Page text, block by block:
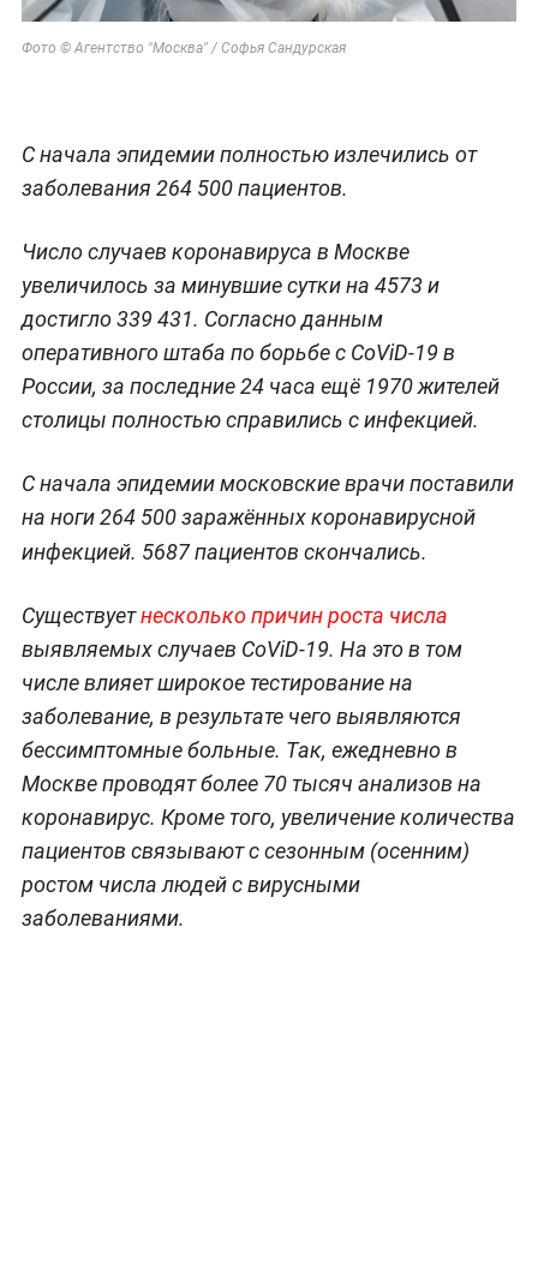
Фото © Агентство "Москва" / Софья Сандурская
С начала эпидемии полностью излечились от
заболевания 264 500 пациентов.
Число случаев коронавируса в Москве
увеличилось за минувшие сутки на 4573 и
достигло 339 431. Согласно данным
оперативного штаба по борьбе с CoViD-19 в
России, за последние 24 часа ещё 1970 жителей
столицы полностью справились с инфекцией.
С начала эпидемии московские врачи поставили
на ноги 264 500 заражённых коронавирусной
инфекцией. 5687 пациентов скончались.
Существуетнесколько причин роста числа
выявляемых случаев CoViD-19. На это в том
числе влияет широкое тестирование на
заболевание, в результате чего выявляются
бессимптомные больные. Так, ежедневно в
Москве проводят более 70 тысяч анализов на
коронавирус. Кроме того, увеличение количества
пациентов связывают с сезонным (осенним)
ростом числа людей с вирусными
заболеваниями.